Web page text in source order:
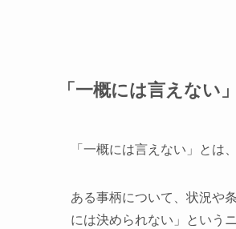
「一概には言えない
「一概には言えない」とは
ある事柄について、状況や
には決められない」という